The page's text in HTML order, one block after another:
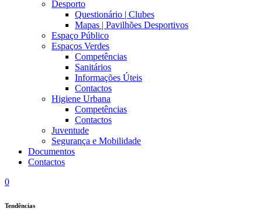
Desporto
Questionário | Clubes
Mapas | Pavilhões Desportivos
Espaço Público
Espaços Verdes
Competências
Sanitários
Informações Úteis
Contactos
Higiene Urbana
Competências
Contactos
Juventude
Segurança e Mobilidade
Documentos
Contactos
0
Tendências